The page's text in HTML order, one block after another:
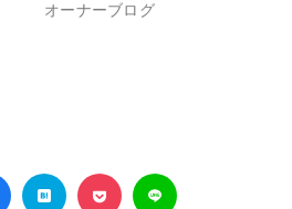
オーナーブログ